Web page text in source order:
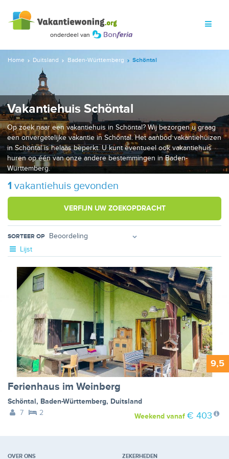
Home Duitsland Baden-Württemberg Schöntal
Vakantiehuis Schöntal
Op zoek naar een vakantiehuis in Schöntal? Wij bezorgen u graag
een onvergetelijke vakantie in Schöntal. Het aanbod vakantiehuizen
in Schöntal is helaas beperkt. U kunt eventueel ook vakantiehuis
huren op één van onze andere bestemmingen in Baden-
Württemberg.
1 vakantiehuis gevonden
VERFIJN UW ZOEKOPDRACHT
SORTEER OP
Lijst
9,5
Ferienhaus im Weinberg
Schöntal, Baden-Württemberg, Duitsland
7
2 Weekendvanaf € 403
OVER ONS ZEKERHEDEN